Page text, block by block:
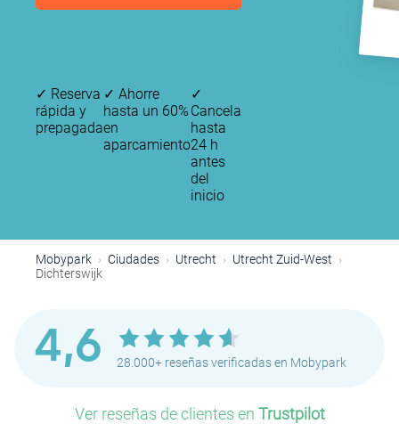
✓ Reserva
rápida y
prepagada
✓ Ahorre
hasta un 60%
en
aparcamiento
✓
Cancela
hasta
24 h
antes
del
inicio
Mobypark Ciudades Utrecht
Utrecht Zuid-West
Dichterswijk
4,6 28.000+ reseñas verificadas en Mobypark
Ver reseñas de clientes en Trustpilot